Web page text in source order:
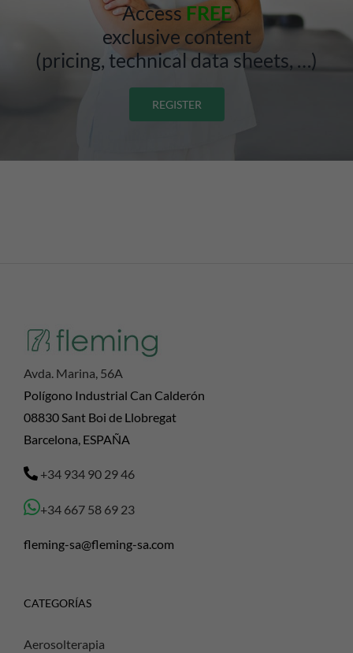
AccessFREE
exclusive content
(pricing, technical data sheets, …)
REGISTER
Avda. Marina, 56A
Polígono Industrial Can Calderón
08830 Sant Boi de Llobregat
Barcelona, ESPAÑA
+34 934 90 29 46
+34 667 58 69 23
fleming-sa@fleming-sa.com
CATEGORÍAS
Aerosolterapia